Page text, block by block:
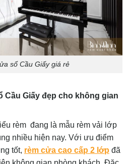
sổ Cầu Giấy giá rẻ
Cầu Giấy đẹp cho không gian
rèm đang là mẫu rèm vải lớp
nhiều hiện nay. Với ưu điểm
tốt, rèm cửa cao cấp 2 lớp đã